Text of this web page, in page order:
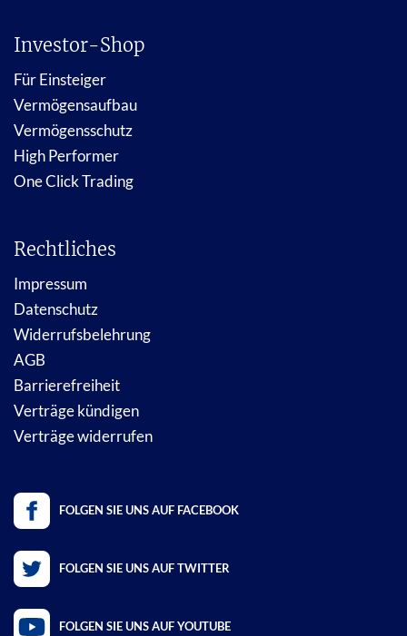
Investor-Shop
Für Einsteiger
Vermögensaufbau
Vermögensschutz
High Performer
One Click Trading
Rechtliches
Impressum
Datenschutz
Widerrufsbelehrung
AGB
Barrierefreiheit
Verträge kündigen
Verträge widerrufen
FOLGEN SIE UNS AUF FACEBOOK
FOLGEN SIE UNS AUF TWITTER
FOLGEN SIE UNS AUF YOUTUBE